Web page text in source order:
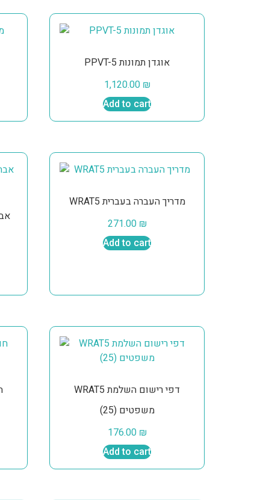
PPVT-5 אוגדן תמונות
1,120.00 ₪
Add to cart
WRAT5 מדריך העברה בעברית
271.00 ₪
Add to cart
WRAT5 דפי רישום השלמת
משפטים (25)
176.00 ₪
Add to cart